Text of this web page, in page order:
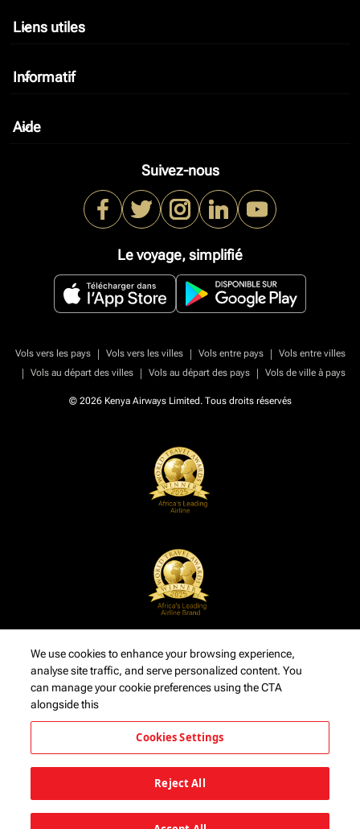
Liens utiles
keyboard_arrow_down
Informatif
keyboard_arrow_down
Aide
keyboard_arrow_down
Suivez-nous
Le voyage, simplifié
Vols vers les pays | Vols vers les villes | Vols entre pays |
Vols entre villes
|
Vols au départ des villes | Vols au départ des pays | Vols de ville à pays
© 2026 Kenya Airways Limited. Tous droits réservés
We use cookies to enhance your browsing experience,
analyse site traffic, and serve personalized content. You
can manage your cookie preferences using the CTA
alongside this
Cookies Settings
Reject All